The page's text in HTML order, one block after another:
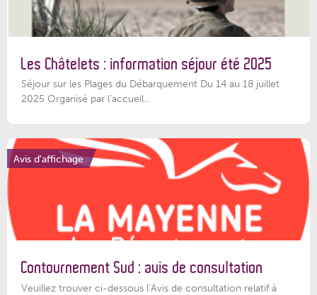
Les Châtelets : information séjour été 2025
Séjour sur les Plages du Débarquement Du 14 au 18 juillet
2025 Organisé par l’accueil...
Avis d'affichage
Contournement Sud : avis de consultation
Veuillez trouver ci-dessous l’Avis de consultation relatif à